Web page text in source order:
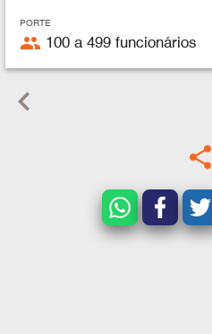
PORTE
people 100 a 499 funcionários
keyboard_arrow_left
share